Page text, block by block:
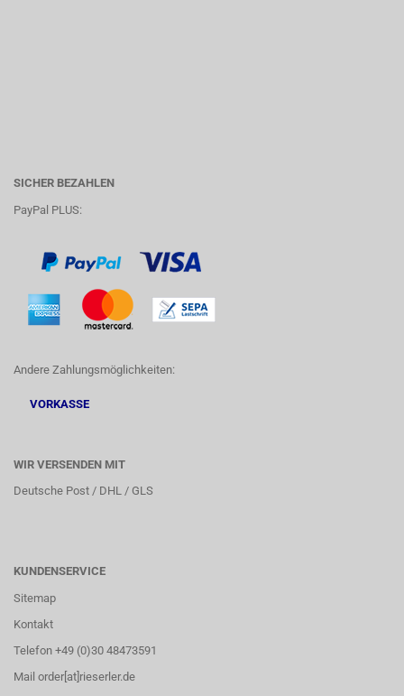
SICHER BEZAHLEN
PayPal PLUS:
Andere Zahlungsmöglichkeiten:
VORKASSE
WIR VERSENDEN MIT
Deutsche Post / DHL / GLS
KUNDENSERVICE
Sitemap
Kontakt
Telefon +49 (0)30 48473591
Mail order[at]rieserler.de